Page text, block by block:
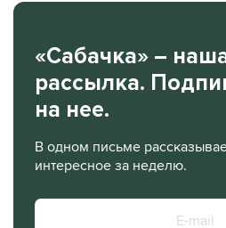
«Сабачка» –
рассылка.
на нее.
В одном письме
интересное за неделю.